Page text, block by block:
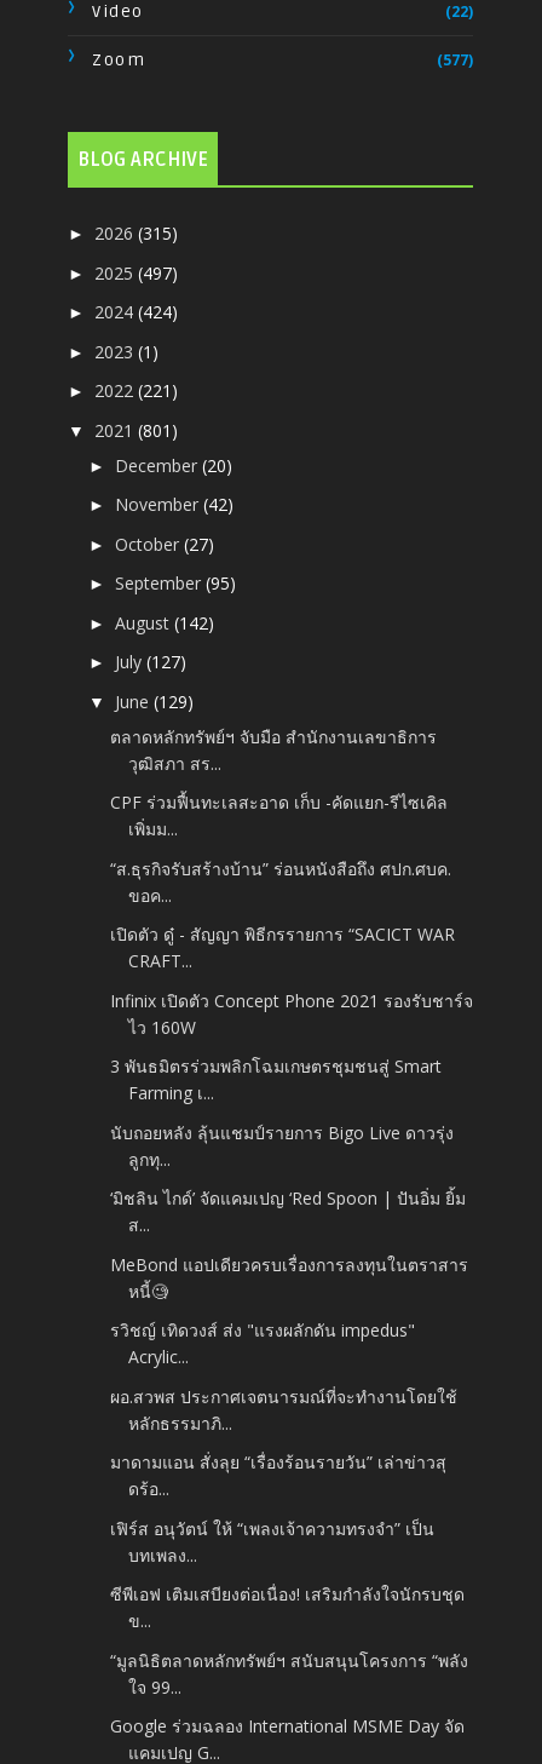
Video (22)
Zoom (577)
BLOG ARCHIVE
► 2026(315)
► 2025(497)
► 2024(424)
► 2023(1)
► 2022(221)
▼ 2021(801)
► December(20)
► November(42)
►October(27)
►September(95)
►August(142)
► July(127)
▼ June(129)
ตลาดหลักทรัพย์ฯ จับมือ สำนักงานเลขาธิการ
วุฒิสภา สร...
CPF ร่วมฟื้นทะเลสะอาด เก็บ -คัดแยก-รีไซเคิล
เพิ่มม...
“ส.ธุรกิจรับสร้างบ้าน” ร่อนหนังสือถึง ศปก.ศบค.
ขอค...
เปิดตัว ดู๋ - สัญญา พิธีกรรายการ “SACICT WAR
CRAFT...
Infinix เปิดตัว Concept Phone 2021 รองรับชาร์จ
ไว 160W
3 พันธมิตรร่วมพลิกโฉมเกษตรชุมชนสู่ Smart
Farming เ...
นับถอยหลัง ลุ้นแชมป์รายการ Bigo Live ดาวรุ่ง
ลูกทุ...
‘มิชลิน ไกด์’ จัดแคมเปญ ‘Red Spoon | ปันอิ่ม ยิ้ม
ส...
MeBond แอปเดียวครบเรื่องการลงทุนในตราสาร
หนี้🧐
รวิชญ์ เทิดวงส์ ส่ง​ "แรงผลักดัน​ impedus"
Acrylic...
ผอ.สวพส ประกาศเจตนารมณ์ที่จะทำงานโดยใช้
หลักธรรมาภิ...
มาดามแอน สั่งลุย “เรื่องร้อนรายวัน” เล่าข่าวสุ
ดร้อ...
เฟิร์ส อนุวัตน์ ให้ “เพลงเจ้าความทรงจำ” เป็น
บทเพลง...
ซีพีเอฟ เติมเสบียงต่อเนื่อง! เสริมกำลังใจนักรบชุด
ข...
“มูลนิธิตลาดหลักทรัพย์ฯ สนับสนุนโครงการ “พลัง
ใจ 99...
Google ร่วมฉลอง International MSME Day จัด
แคมเปญ G...